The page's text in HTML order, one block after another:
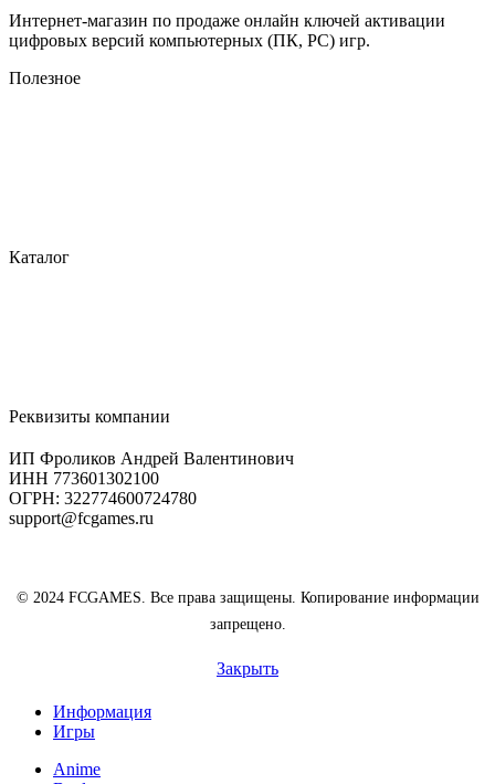
Интернет-магазин по продаже онлайн ключей активации
цифровых версий компьютерных (ПК, PC) игр.
Полезное
Каталог
Реквизиты компании
ИП Фроликов Андрей Валентинович
ИНН 773601302100
ОГРН: 322774600724780
support@fcgames.ru
© 2024 FCGAMES. Все права защищены. Копирование информации
запрещено.
Закрыть
Информация
Игры
Anime